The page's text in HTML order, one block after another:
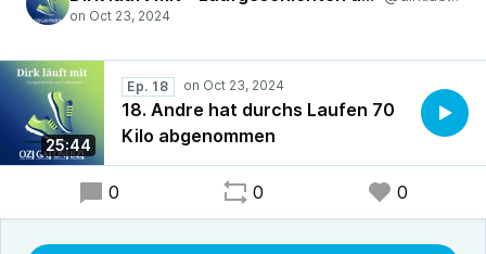
25:44
Ep. 18
18. Andre hat durchs Laufen 70
Kilo abgenommen
0 0 0